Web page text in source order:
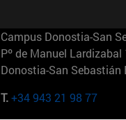
Campus Donostia-San
Pº de Manuel Lardizabal
Donostia-San Sebastián
T.+34 943 21 98 77